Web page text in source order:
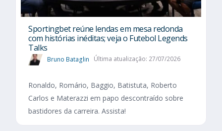
Sportingbet reúne lendas em mesa redonda
com histórias inéditas; veja o Futebol Legends
Talks
Bruno Bataglin Última atualização: 27/07/2026
Ronaldo, Romário, Baggio, Batistuta, Roberto
Carlos e Materazzi em papo descontraído sobre
bastidores da carreira. Assista!